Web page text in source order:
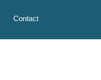
Contact